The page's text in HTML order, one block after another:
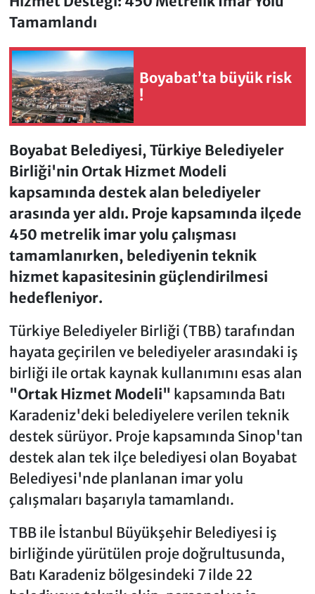
Tamamlandı
Boyabat’ta büyük risk
!
Boyabat Belediyesi, Türkiye Belediyeler
Birliği'nin Ortak Hizmet Modeli
kapsamında destek alan belediyeler
arasında yer aldı. Proje kapsamında ilçede
450 metrelik imar yolu çalışması
tamamlanırken, belediyenin teknik
hizmet kapasitesinin güçlendirilmesi
hedefleniyor.
Türkiye Belediyeler Birliği (TBB) tarafından
hayata geçirilen ve belediyeler arasındaki iş
birliği ile ortak kaynak kullanımını esas alan
"Ortak Hizmet Modeli" kapsamında Batı
Karadeniz'deki belediyelere verilen teknik
destek sürüyor. Proje kapsamında Sinop'tan
destek alan tek ilçe belediyesi olan Boyabat
Belediyesi'nde planlanan imar yolu
çalışmaları başarıyla tamamlandı.
TBB ile İstanbul Büyükşehir Belediyesi iş
birliğinde yürütülen proje doğrultusunda,
Batı Karadeniz bölgesindeki 7 ilde 22